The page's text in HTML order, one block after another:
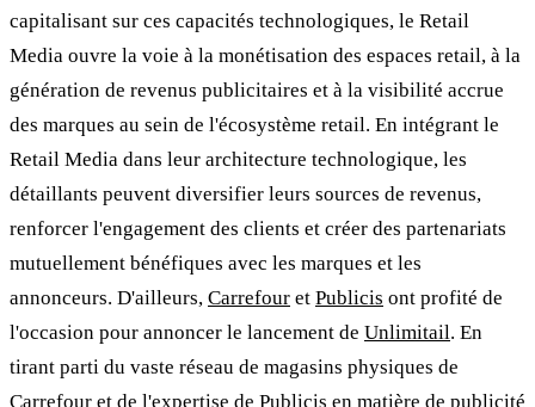
capitalisant sur ces capacités technologiques, le Retail
Media ouvre la voie à la monétisation des espaces retail, à la
génération de revenus publicitaires et à la visibilité accrue
des marques au sein de l'écosystème retail. En intégrant le
Retail Media dans leur architecture technologique, les
détaillants peuvent diversifier leurs sources de revenus,
renforcer l'engagement des clients et créer des partenariats
mutuellement bénéfiques avec les marques et les
annonceurs. D'ailleurs, Carrefour et Publicis ont profité de
l'occasion pour annoncer le lancement de Unlimitail. En
tirant parti du vaste réseau de magasins physiques de
Carrefour et de l'expertise de Publicis en matière de publicité